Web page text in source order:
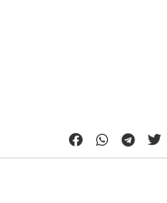
IDBI बैंक की CSR पहल से जशपुर के 8